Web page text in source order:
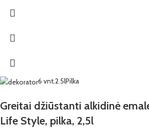
6 vnt.2.5lPilka
Greitai džiūstanti alkidinė
Life Style, pilka, 2,5l